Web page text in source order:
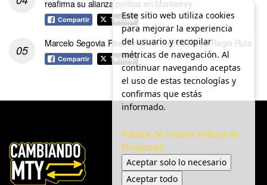
reafirma su alianza política en Monterrey
Compartir Twittear
Marcelo Segovia Páez Anuncia Logros De La Regio Ruta
Compartir Twittear
Este sitio web utiliza cookies
para mejorar la experiencia
del usuario y recopilar
métricas de navegación. Al
continuar navegando aceptas
el uso de estas tecnologías y
confirmas que estás
informado.
Política de Cookies Política de
Privacidad
Aceptar solo lo necesario
Aceptar todo